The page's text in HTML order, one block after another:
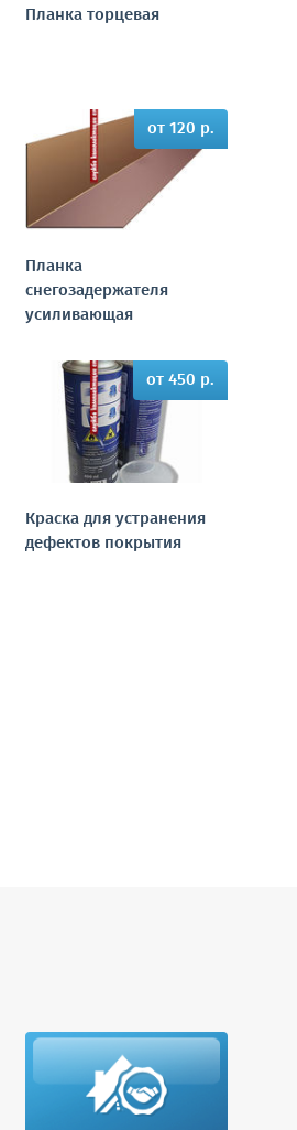
Планка торцевая
от 120 р.
Планка
снегозадержателя
усиливающая
от 450 р.
Краска для устранения
дефектов покрытия